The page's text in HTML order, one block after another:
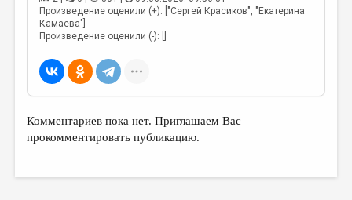
ЦИКЛЫ ПУБЛИКАЦИЙ
МЕДИА
Произведение оценили (+): ["Сергей Красиков", "Екатерина
Камаева"]
Произведение оценили (-): []
Комментариев пока нет. Приглашаем Вас
прокомментировать публикацию.